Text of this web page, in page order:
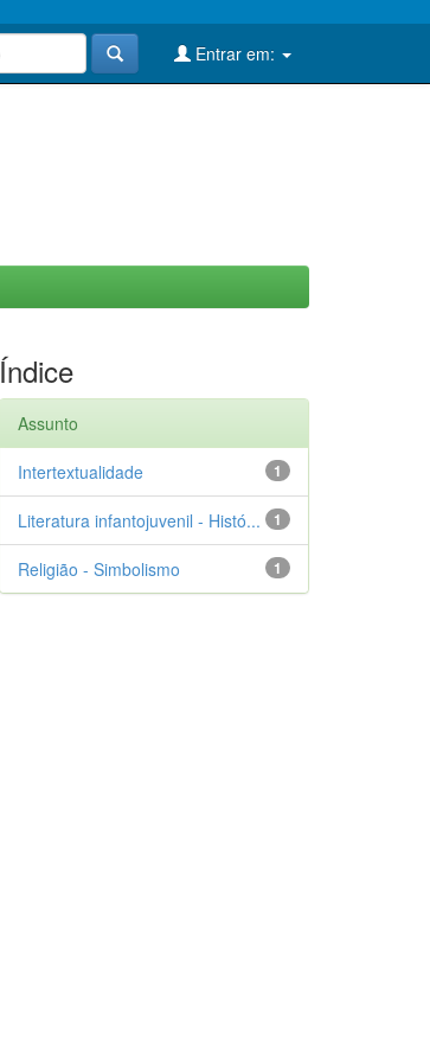
Entrar em:
Índice
Assunto
1
Intertextualidade
1
Literatura infantojuvenil - Histó...
1
Religião - Simbolismo